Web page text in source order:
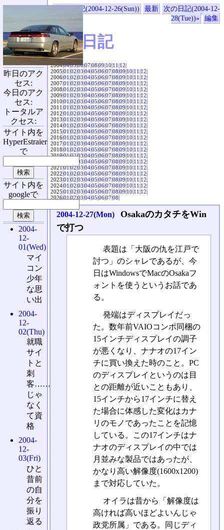
«前の日記(2004-12-26(Sun)) 最新
次の日記(2004-12-
28(Tue))»
編集
SVX日記
2004|04|05|06|07|08|09|10|11|12|
2005|01|02|03|04|05|06|07|08|09|10|11|12|
2006|01|02|03|04|05|06|07|08|09|10|11|12|
2007|01|02|03|04|05|06|07|08|09|10|11|12|
2008|01|02|03|04|05|06|07|08|09|10|11|12|
2009|01|02|03|04|05|06|07|08|09|10|11|12|
2010|01|02|03|04|05|06|07|08|09|10|11|12|
2011|01|02|03|04|05|06|07|08|09|10|11|12|
2012|01|02|03|04|05|06|07|08|09|10|11|12|
2013|01|02|03|04|05|06|07|08|09|10|11|12|
2014|01|02|03|04|05|06|07|08|09|10|11|12|
2015|01|02|03|04|05|06|07|08|09|10|11|12|
2016|01|02|03|04|05|06|07|08|09|10|11|12|
2017|01|02|03|04|05|06|07|08|09|10|11|12|
2018|01|02|03|04|05|06|07|08|09|10|11|12|
2019|01|02|03|04|05|06|07|08|09|10|11|12|
03|04|05|06|07|08|09|10|11|12|
2021|01|02|03|04|05|06|07|08|09|10|11|12|
2022|01|02|03|04|05|06|07|08|09|10|11|12|
2023|01|02|03|04|05|06|07|08|09|10|11|12|
2024|01|02|03|04|05|06|07|08|09|10|11|12|
2025|01|02|03|04|05|06|07|08|09|10|11|12|
2026|01|02|03|04|05|06|07|08|
2004-12-27(Mon)
OsakaのカタチをWin
で打つ
表題は「大阪の仇を江戸で
討つ」のシャレであるが、今
日はWindowsでMacのOsakaフ
ォントを使うというお話であ
る。
発端はディスプレイだっ
た。数年前VAIOコンポ同梱の
15インチディスプレイの調子
が悪くなり、ナナオの17イン
チに買い換えた時のこと。PC
のディスプレイというのは目
との距離が近いこともあり、
15インチから17インチに替え
た場合に体感した変化はカナ
リのモノであったことを記憶
している。この17インチはナ
ナオのディスプレイの中では
月並みな製品ではあったが、
かなり高い解像度(1600x1200)
まで対応していた。
オイラは昔から「解像度は
高ければ高いほどよいんじゃ
政党所属」である。同じディ
昨日のアク
セス:
今日のアク
セス:
トータルア
クセス:
サイト内を
HyperEstraier
で
サイト内を
googleで
2004-
12-
01(Wed)
マイ
コン
少年
な思
い出
2004-
12-
02(Thu)
就職
サイ
トと
刺
客……
じゃ
なく
て資
格
2004-
12-
03(Fri)
ひと
昔前
の自
分を
振り
返る